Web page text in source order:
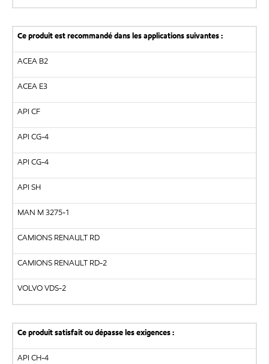
Ce produit est recommandé dans les applications suivantes :
ACEA B2
ACEA E3
API CF
API CG-4
API CG-4
API SH
MAN M 3275-1
CAMIONS RENAULT RD
CAMIONS RENAULT RD-2
VOLVO VDS-2
Ce produit satisfait ou dépasse les exigences :
API CH-4